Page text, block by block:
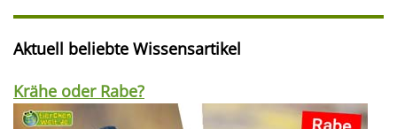
Aktuell beliebte Wissensartikel
Krähe oder Rabe?